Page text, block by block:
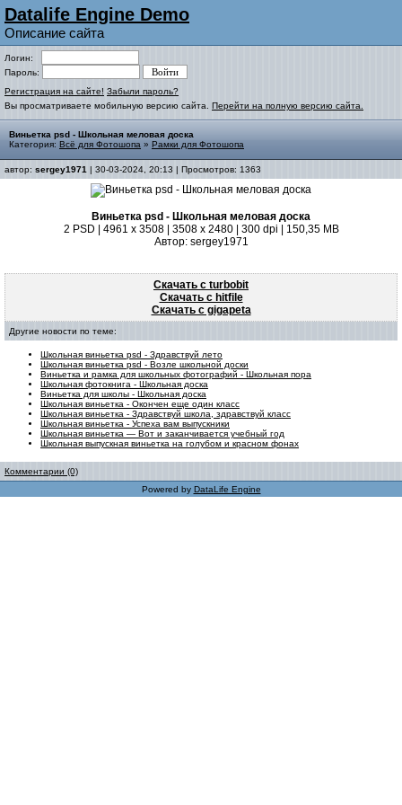
Datalife Engine Demo
Описание сайта
Логин:
Пароль:
Регистрация на сайте! Забыли пароль?
Вы просматриваете мобильную версию сайта. Перейти на полную версию сайта.
Виньетка psd - Школьная меловая доска
Категория: Всё для Фотошопа » Рамки для Фотошопа
автор: sergey1971 | 30-03-2024, 20:13 | Просмотров: 1363
Виньетка psd - Школьная меловая доска
2 PSD | 4961 x 3508 | 3508 x 2480 | 300 dpi | 150,35 MB
Автор: sergey1971
Скачать с turbobit
Скачать с hitfile
Скачать с gigapeta
Другие новости по теме:
Школьная виньетка psd - Здравствуй лето
Школьная виньетка psd - Возле школьной доски
Виньетка и рамка для школьных фотографий - Школьная пора
Школьная фотокнига - Школьная доска
Виньетка для школы - Школьная доска
Школьная виньетка - Окончен еще один класс
Школьная виньетка - Здравствуй школа, здравствуй класс
Школьная виньетка - Успеха вам выпускники
Школьная виньетка — Вот и заканчивается учебный год
Школьная выпускная виньетка на голубом и красном фонах
Комментарии (0)
Powered by DataLife Engine